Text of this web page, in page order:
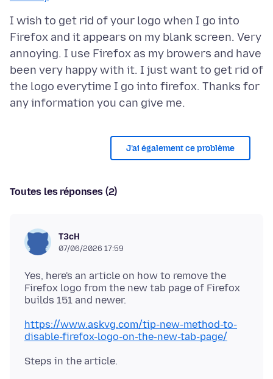
I wish to get rid of your logo when I go into
Firefox and it appears on my blank screen. Very
annoying. I use Firefox as my browers and have
been very happy with it. I just want to get rid of
the logo everytime I go into firefox. Thanks for
J’ai également ce problème
Toutes les réponses (2)
T3cH
07/06/2026 17:59
Yes, here's an article on how to remove the
Firefox logo from the new tab page of Firefox
https://www.askvg.com/tip-new-method-to-
disable-firefox-logo-on-the-new-tab-page/